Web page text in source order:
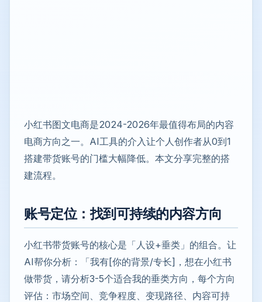
小红书图文电商是2024-2026年最值得布局的内容
电商方向之一。AI工具的介入让个人创作者从0到1
搭建带货账号的门槛大幅降低。本文分享完整的搭
建流程。
账号定位：找到可持续的内容方向
小红书带货账号的核心是「人设+垂类」的组合。让
AI帮你分析：「我有[你的背景/专长]，想在小红书
做带货，请分析3-5个适合我的垂类方向，每个方向
评估：市场空间、竞争程度、变现路径、内容可持